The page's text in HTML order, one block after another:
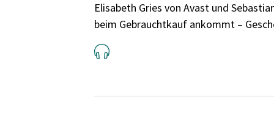
Elisabeth Gries von Avast und
beim Gebrauchtkauf ankommt –